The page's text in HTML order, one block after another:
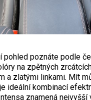
pohled poznáte podle
na zpětných
a zlatými linkami. Mít
ideální kombinací
znamená nejvyšší